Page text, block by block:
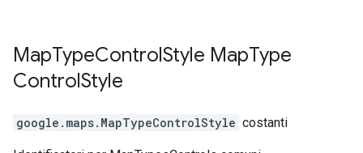
MapTypeControlStyle MapType
ControlStyle
google.maps. MapTypeControlStyle costanti